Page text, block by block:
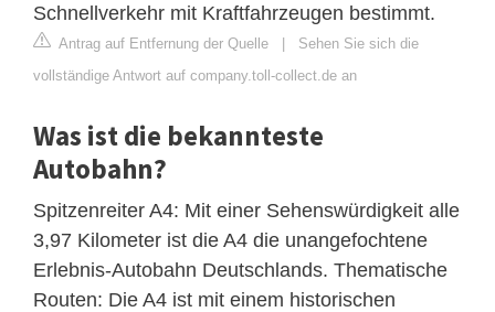
Schnellverkehr mit Kraftfahrzeugen bestimmt.
Antrag auf Entfernung der Quelle | Sehen Sie sich die
vollständige Antwort auf company.toll-collect.de an
Was ist die bekannteste
Autobahn?
Spitzenreiter A4: Mit einer Sehenswürdigkeit alle
3,97 Kilometer ist die A4 die unangefochtene
Erlebnis-Autobahn Deutschlands. Thematische
Routen: Die A4 ist mit einem historischen